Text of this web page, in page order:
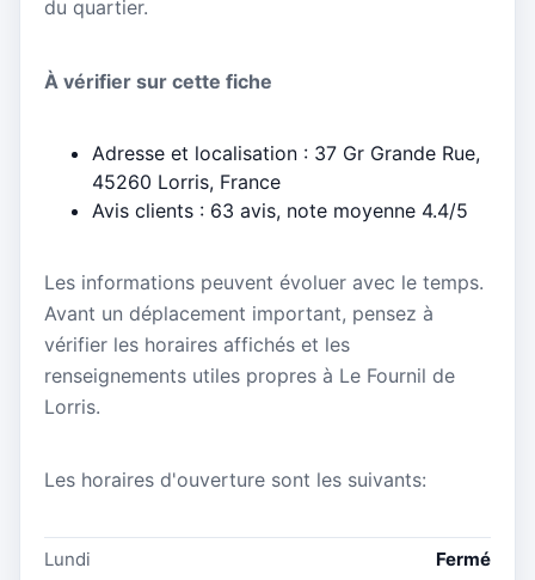
du quartier.
À vérifier sur cette fiche
Adresse et localisation : 37 Gr Grande Rue,
45260 Lorris, France
Avis clients : 63 avis, note moyenne 4.4/5
Les informations peuvent évoluer avec le temps.
Avant un déplacement important, pensez à
vérifier les horaires affichés et les
renseignements utiles propres à Le Fournil de
Lorris.
Les horaires d'ouverture sont les suivants:
Lundi
Fermé